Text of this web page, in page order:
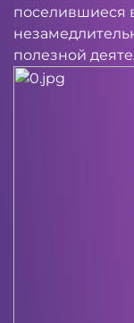
поселившиеся
полезной